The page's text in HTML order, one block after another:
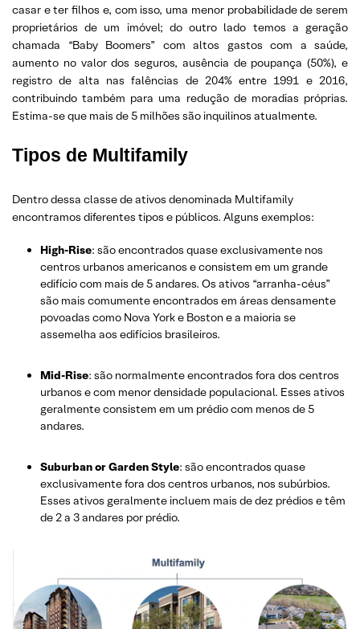
casar e ter filhos e, com isso, uma menor probabilidade de serem
proprietários de um imóvel; do outro lado temos a geração
chamada “Baby Boomers” com altos gastos com a saúde,
aumento no valor dos seguros, ausência de poupança (50%), e
registro de alta nas falências de 204% entre 1991 e 2016,
contribuindo também para uma redução de moradias próprias.
Estima-se que mais de 5 milhões são inquilinos atualmente.
Tipos de Multifamily
Dentro dessa classe de ativos denominada Multifamily
encontramos diferentes tipos e públicos. Alguns exemplos:
High-Rise: são encontrados quase exclusivamente nos
centros urbanos americanos e consistem em um grande
edifício com mais de 5 andares. Os ativos “arranha-céus”
são mais comumente encontrados em áreas densamente
povoadas como Nova York e Boston e a maioria se
assemelha aos edifícios brasileiros.
Mid-Rise: são normalmente encontrados fora dos centros
urbanos e com menor densidade populacional. Esses ativos
geralmente consistem em um prédio com menos de 5
andares.
Suburban or Garden Style: são encontrados quase
exclusivamente fora dos centros urbanos, nos subúrbios.
Esses ativos geralmente incluem mais de dez prédios e têm
de 2 a 3 andares por prédio.